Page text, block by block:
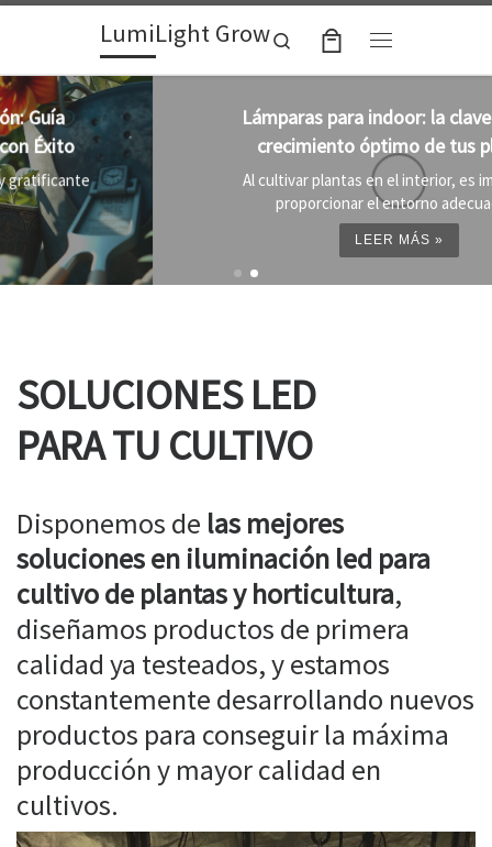
Skip to contentLumiLight Grow
Search
Lámparas para indoor: la clave para un
crecimiento óptimo de tus plantas
Al cultivar plantas en el interior, es importante
proporcionar el entorno adecuado ...
SOLUCIONES LED
PARA TU CULTIVO
Disponemos de las mejores
soluciones en iluminación led para
cultivo de plantas y horticultura,
diseñamos productos de primera
calidad ya testeados, y estamos
constantemente desarrollando nuevos
productos para conseguir la máxima
producción y mayor calidad en
cultivos.